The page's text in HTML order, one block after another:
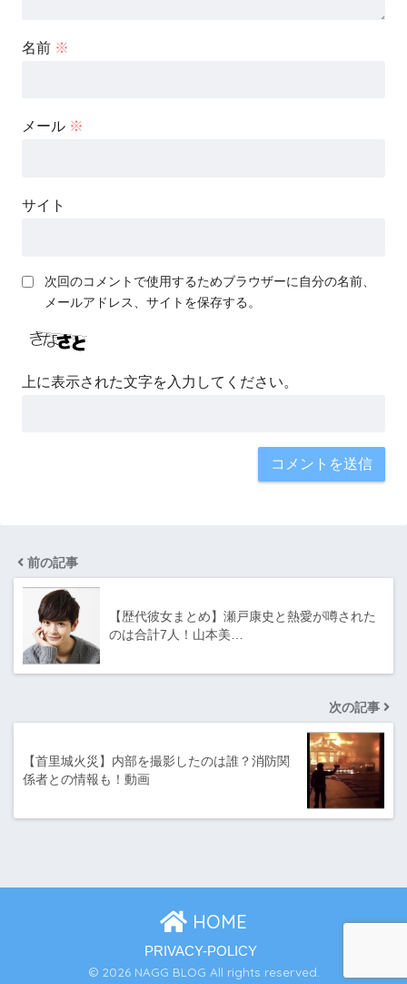
名前 ※
メール ※
サイト
次回のコメントで使用するためブラウザーに自分の名前、
メールアドレス、サイトを保存する。
上に表示された文字を入力してください。
前の記事
【歴代彼女まとめ】瀬戸康史と熱愛が噂された
のは合計7人！山本美…
次の記事
【首里城火災】内部を撮影したのは誰？消防関
係者との情報も！動画
HOME
PRIVACY-POLICY
© 2026 NAGG BLOG All rights reserved.